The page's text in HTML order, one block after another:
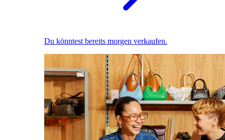
Du könntest bereits morgen verkaufen.